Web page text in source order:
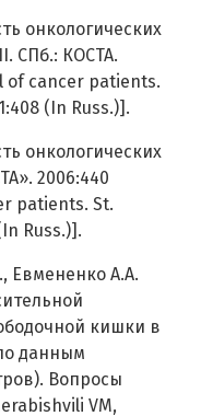
онкологических
СПб.: КОСТА.
of cancer patients.
(In Russ.)].
онкологических
2006:440
patients. St.
Russ.)].
Евмененко А.А.
кишки в
данным
Вопросы
VM,